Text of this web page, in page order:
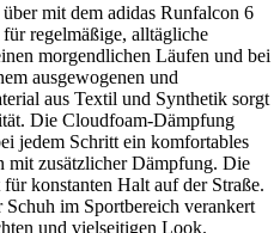
mit dem adidas Runfalcon 6
regelmäßige, alltägliche
morgendlichen Läufen und bei
ausgewogenen und
aus Textil und Synthetik sorgt
Die Cloudfoam-Dämpfung
jedem Schritt ein komfortables
mit zusätzlicher Dämpfung. Die
konstanten Halt auf der Straße.
im Sportbereich verankert
und vielseitigen Look.